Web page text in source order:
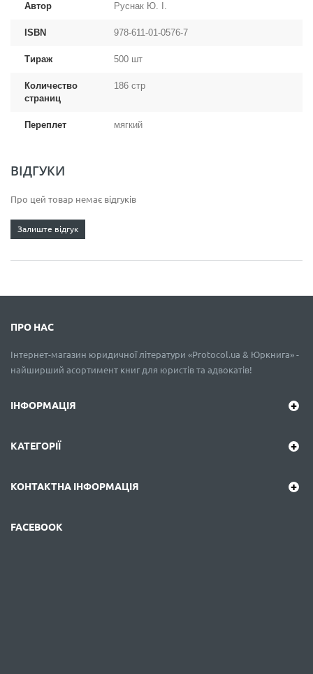
Автор Руснак Ю. І.
ISBN 978-611-01-0576-7
Тираж 500 шт
Количество
страниц
186 стр
Переплет мягкий
ВІДГУКИ
Про цей товар немає відгуків
Залиште відгук
ПРО НАС
Інтернет-магазин юридичної літератури «Protocol.ua & Юркнига» -
найширший асортимент книг для юристів та адвокатів!
ІНФОРМАЦІЯ
КАТЕГОРІЇ
КОНТАКТНА ІНФОРМАЦІЯ
FACEBOOK